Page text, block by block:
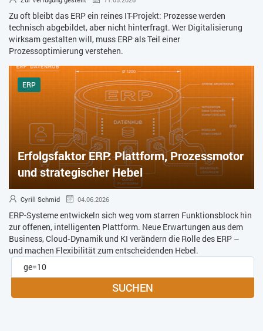
Zu oft bleibt das ERP ein reines IT-Projekt: Prozesse werden
technisch abgebildet, aber nicht hinterfragt. Wer Digitalisierung
wirksam gestalten will, muss ERP als Teil einer
Prozessoptimierung verstehen.
ERP
Erfolgsfaktor ERP: Plattform, Prozessmotor
und strategischer Hebel
Cyrill Schmid 04.06.2026
ERP-Systeme entwickeln sich weg vom starren Funktionsblock hin
zur offenen, intelligenten Plattform. Neue Erwartungen aus dem
Business, Cloud‑Dynamik und KI verändern die Rolle des ERP –
und machen Flexibilität zum entscheidenden Hebel.
SUCHEN